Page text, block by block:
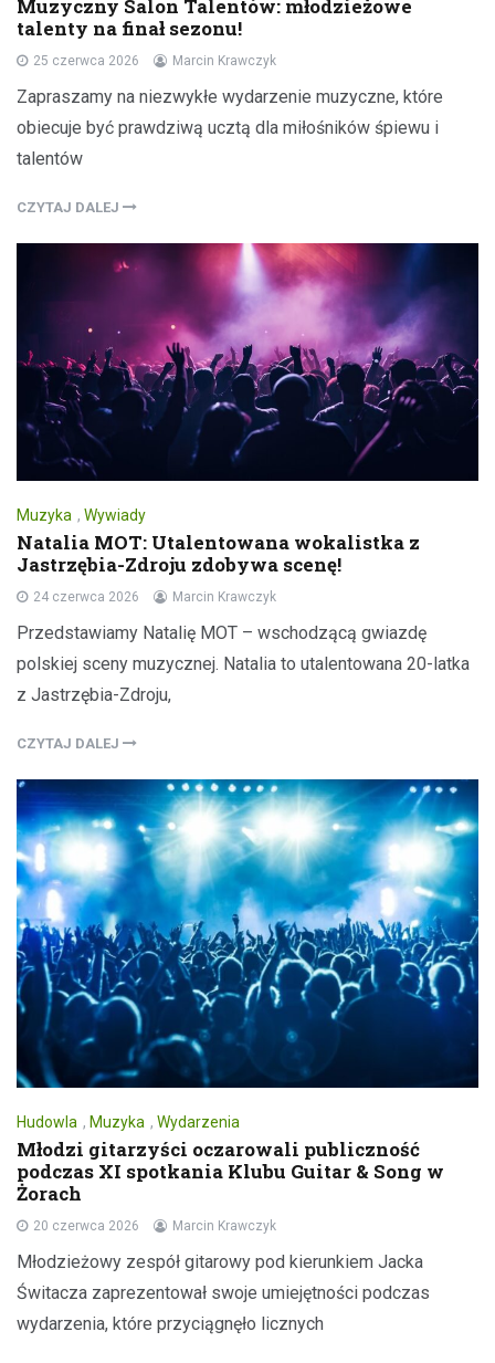
Muzyczny Salon Talentów: młodzieżowe
talenty na finał sezonu!
25 czerwca 2026 Marcin Krawczyk
Zapraszamy na niezwykłe wydarzenie muzyczne, które
obiecuje być prawdziwą ucztą dla miłośników śpiewu i
talentów
CZYTAJ DALEJ
Muzyka , Wywiady
Natalia MOT: Utalentowana wokalistka z
Jastrzębia-Zdroju zdobywa scenę!
24 czerwca 2026 Marcin Krawczyk
Przedstawiamy Natalię MOT – wschodzącą gwiazdę
polskiej sceny muzycznej. Natalia to utalentowana 20-latka
z Jastrzębia-Zdroju,
CZYTAJ DALEJ
Hudowla , Muzyka , Wydarzenia
Młodzi gitarzyści oczarowali publiczność
podczas XI spotkania Klubu Guitar & Song w
Żorach
20 czerwca 2026 Marcin Krawczyk
Młodzieżowy zespół gitarowy pod kierunkiem Jacka
Świtacza zaprezentował swoje umiejętności podczas
wydarzenia, które przyciągnęło licznych